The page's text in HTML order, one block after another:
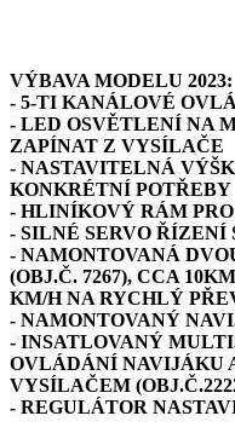
VÝBAVA MODELU 2023:
- 5-TI KANÁLOVÉ
- LED OSVĚTLENÍ NA
ZAPÍNAT Z VYSÍLAČE
- NASTAVITELNÁ
KONKRÉTNÍ POTŘEBY
- HLINÍKOVÝ RÁM
- SILNÉ SERVO
- NAMONTOVANÁ
(OBJ.Č. 7267), CCA
KM/H NA RYCHLÝ
- NAMONTOVANÝ
- INSATLOVANÝ
OVLÁDÁNÍ NAVIJÁKU
VYSÍLAČEM
- REGULÁTOR